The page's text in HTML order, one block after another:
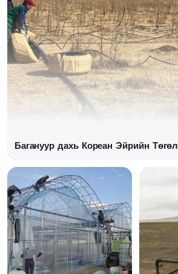
Багануур дахь Кореан Эйрийн Төгөл